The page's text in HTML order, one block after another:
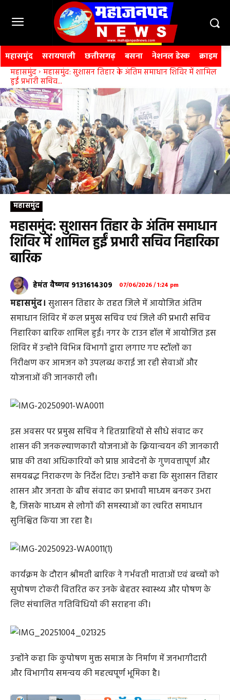
महासमुंद सरायपाली छत्तीसगढ़ बसना नेशनल डेस्क क्राइम
महासमुंद महासमुंद: सुशासन तिहार के अंतिम समाधान शिविर में शामिल
हुईं प्रभारी सचिव...
महासमुंद
महासमुंद: सुशासन तिहार के अंतिम समाधान
शिविर में शामिल हुईं प्रभारी सचिव निहारिका
बारिक
हेमंत वैष्णव 9131614309 07/06/2026 / 1:24 pm
महासमुंद। सुशासन तिहार के तहत जिले में आयोजित अंतिम
समाधान शिविर में कल प्रमुख सचिव एवं जिले की प्रभारी सचिव
निहारिका बारिक शामिल हुईं। नगर के टाउन हॉल में आयोजित इस
शिविर में उन्होंने विभिन्न विभागों द्वारा लगाए गए स्टॉलों का
निरीक्षण कर आमजन को उपलब्ध कराई जा रही सेवाओं और
योजनाओं की जानकारी ली।
इस अवसर पर प्रमुख सचिव ने हितग्राहियों से सीधे संवाद कर
शासन की जनकल्याणकारी योजनाओं के क्रियान्वयन की जानकारी
प्राप्त की तथा अधिकारियों को प्राप्त आवेदनों के गुणवत्तापूर्ण और
समयबद्ध निराकरण के निर्देश दिए। उन्होंने कहा कि सुशासन तिहार
शासन और जनता के बीच संवाद का प्रभावी माध्यम बनकर उभरा
है, जिसके माध्यम से लोगों की समस्याओं का त्वरित समाधान
सुनिश्चित किया जा रहा है।
कार्यक्रम के दौरान श्रीमती बारिक ने गर्भवती माताओं एवं बच्चों को
सुपोषण टोकरी वितरित कर उनके बेहतर स्वास्थ्य और पोषण के
लिए संचालित गतिविधियों की सराहना की।
उन्होंने कहा कि कुपोषण मुक्त समाज के निर्माण में जनभागीदारी
और विभागीय समन्वय की महत्वपूर्ण भूमिका है।